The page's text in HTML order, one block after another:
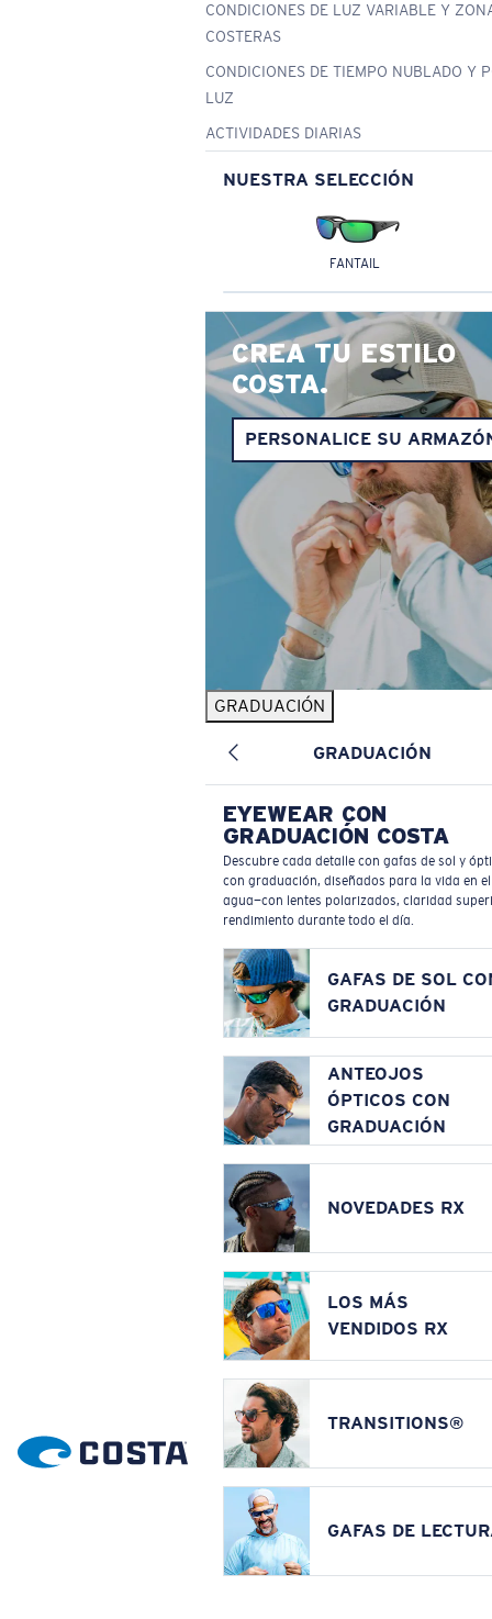
CONDICIONES DE LUZ VARIABLE Y
COSTERAS
CONDICIONES DE TIEMPO NUBLADO Y
LUZ
ACTIVIDADES DIARIAS
NUESTRA SELECCIÓN
FANTAIL
CREA TU ESTILO
COSTA.
PERSONALICE SU
GRADUACIÓN
GRADUACIÓN
EYEWEAR CON
GRADUACIÓN COSTA
Descubre cada detalle con gafas de sol y
con graduación, diseñados para la vida en el
agua—con lentes polarizados, claridad
rendimiento durante todo el día.
GAFAS DE SOL
GRADUACIÓN
ANTEOJOS
ÓPTICOS CON
GRADUACIÓN
NOVEDADES RX
LOS MÁS
VENDIDOS RX
TRANSITIONS®
GAFAS DE